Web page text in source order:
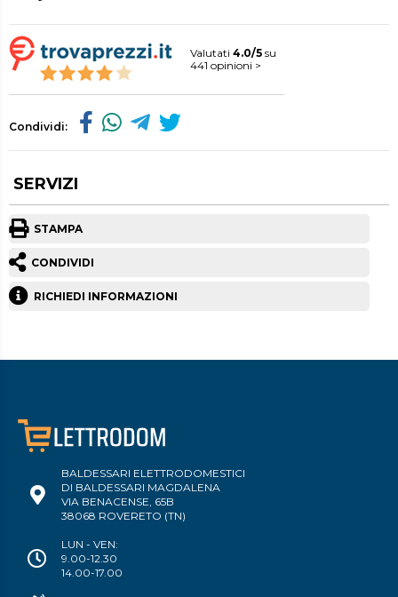
Valutati 4.0/5 su
441 opinioni >
Condividi:
SERVIZI
STAMPA
CONDIVIDI
RICHIEDI INFORMAZIONI
BALDESSARI ELETTRODOMESTICI
DI BALDESSARI MAGDALENA
VIA BENACENSE, 65B
38068 ROVERETO (TN)
LUN - VEN:
9.00-12.30
14.00-17.00